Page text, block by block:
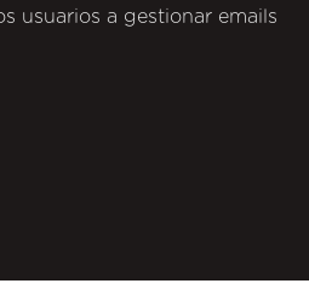
usuarios a gestionar emails